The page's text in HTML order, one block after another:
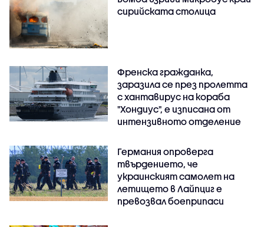
сирийската столица
Френска гражданка,
заразила се през пролетта
с хантавирус на кораба
"Хондиус", е изписана от
интензивното отделение
Германия опроверга
твърдението, че
украинският самолет на
летището в Лайпциг е
превозвал боеприпаси